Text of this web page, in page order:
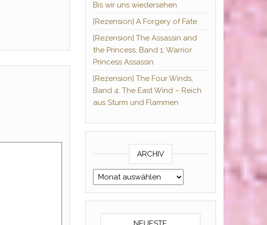
Bis wir uns wiedersehen
[Rezension] A Forgery of Fate
[Rezension] The Assassin and
the Princess, Band 1: Warrior
Princess Assassin
[Rezension] The Four Winds,
Band 4: The East Wind – Reich
aus Sturm und Flammen
ARCHIV
Archiv